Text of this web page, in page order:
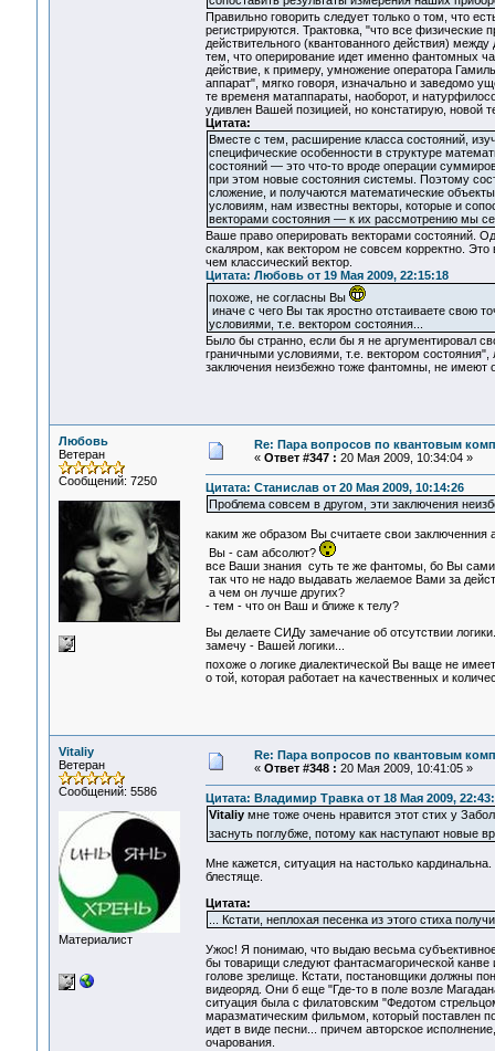
Правильно говорить следует только о том, что
регистрируются. Трактовка, "что все
действительного (квантованного действия)
тем, что оперирование идет именно фантомных
действие, к примеру, умножение оператора
аппарат", мягко говоря, изначально и заведомо
те временя матаппараты, наоборот, и
удивлен Вашей позицией, но констатирую, новой
Цитата:
Вместе с тем, расширение класса состояний,
специфические особенности в структуре
состояний — это что-то вроде операции
при этом новые состояния системы. Поэтому
сложение, и получаются математические
условиям, нам известны векторы, которые и
векторами состояния — к их рассмотрению мы
Ваше право оперировать векторами состояний.
скаляром, как вектором не совсем корректно.
чем классический вектор.
Цитата: Любовь от 19 Мая 2009, 22:15:18
похоже, не согласны Вы
иначе с чего Вы так яростно отстаиваете свою
условиями, т.е. вектором состояния...
Было бы странно, если бы я не аргументировал
граничными условиями, т.е. вектором
заключения неизбежно тоже фантомны, не имеют
Любовь
Ветеран
Сообщений: 7250
Re: Пара вопросов по квантовым
« Ответ #347 : 20 Мая 2009, 10:34:04 »
Цитата: Станислав от 20 Мая 2009, 10:14:26
Проблема совсем в другом, эти заключения
каким же образом Вы считаете свои заключенния
Вы - сам абсолют?
все Ваши знания суть те же фантомы, бо Вы
так что не надо выдавать желаемое Вами за
а чем он лучше других?
- тем - что он Ваш и ближе к телу?
Вы делаете СИДу замечание об отсутствии
замечу - Вашей логики...
похоже о логике диалектической Вы ваще не
о той, которая работает на качественных и
Vitaliy
Ветеран
Сообщений: 5586
Материалист
Re: Пара вопросов по квантовым
« Ответ #348 : 20 Мая 2009, 10:41:05 »
Цитата: Владимир Травка от 18 Мая 2009,
Vitaliyмне тоже очень нравится этот стих у
заснуть поглубже, потому как наступают новые
Мне кажется, ситуация на настолько
блестяще.
Цитата:
... Кстати, неплохая песенка из этого стиха
Ужос! Я понимаю, что выдаю весьма субъективное
бы товарищи следуют фантасмагорической канве
голове зрелище. Кстати, постановщики должны
видеоряд. Они б еще "Где-то в поле возле
ситуация была с филатовским "Федотом
маразматическим фильмом, который поставлен
идет в виде песни... причем авторское
очарования.